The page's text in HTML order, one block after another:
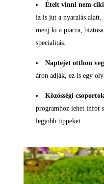
Ételt vinni nem
íz is jut a nyaralás
menj ki a piacra,
specialitás.
Naptejet otthon
áron adják, ez is egy
Közösségi
programhoz lehet infót
legjobb tippeket.